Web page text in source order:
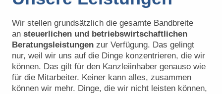
Wir stellen grundsätzlich die gesamte Bandbreite
an steuerlichen und betriebswirtschaftlichen
Beratungsleistungen zur Verfügung. Das gelingt
nur, weil wir uns auf die Dinge konzentrieren, die wir
können. Das gilt für den Kanzleiinhaber genauso wie
für die Mitarbeiter. Keiner kann alles, zusammen
können wir mehr. Dinge, die wir nicht leisten können,